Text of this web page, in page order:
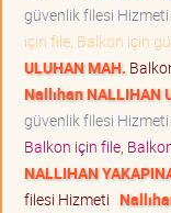
güvenlik filesi Hizmeti
için file, Balkon için
ULUHAN MAH.
Nallıhan NALLIHAN
güvenlik filesi Hizmeti
Balkon için file,
NALLIHAN
filesi Hizmeti